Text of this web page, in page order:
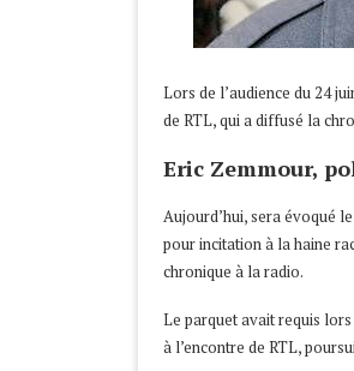
Lors de l’audience du 24
de RTL, qui a diffusé la
Eric Zemmour,
Aujourd’hui, sera évoqué
pour incitation à la haine
chronique à la radio.
Le parquet avait requis lors
à l’encontre de RTL,